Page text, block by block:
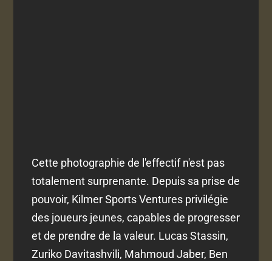
Cette photographie de l'effectif n'est pas
totalement surprenante. Depuis sa prise de
pouvoir, Kilmer Sports Ventures privilégie
des joueurs jeunes, capables de progresser
et de prendre de la valeur. Lucas Stassin,
Zuriko Davitashvili, Mahmoud Jaber, Ben